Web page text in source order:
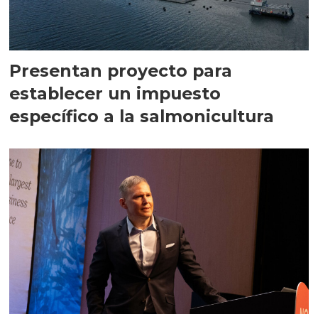
Presentan proyecto para
establecer un impuesto
específico a la salmonicultura